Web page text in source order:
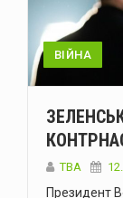
ВІЙНА
ТВА
Президент